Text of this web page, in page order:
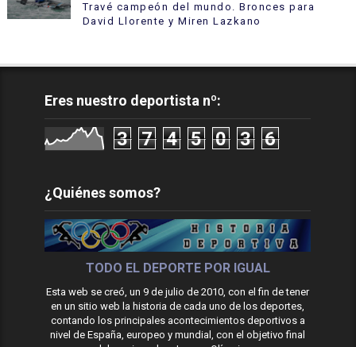
Travé campeón del mundo. Bronces para
David Llorente y Miren Lazkano
Eres nuestro deportista nº:
3 7 4 5 0 3 6
¿Quiénes somos?
TODO EL DEPORTE POR IGUAL
Esta web se creó, un 9 de julio de 2010, con el fin de tener
en un sitio web la historia de cada uno de los deportes,
contando los principales acontecimientos deportivos a
nivel de España, europeo y mundial, con el objetivo final